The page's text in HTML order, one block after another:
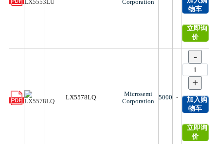
Corporation
物车
立即询
价
LX5578LQ
Microsemi
Corporation
5000 -
-
+
加入购
物车
立即询
价